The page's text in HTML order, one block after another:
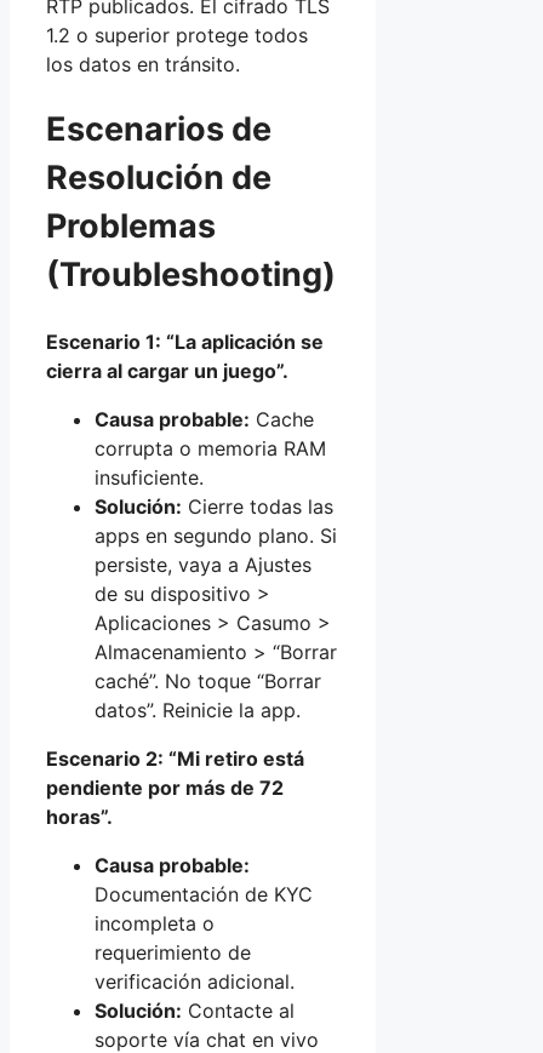
RTP publicados. El cifrado TLS
1.2 o superior protege todos
los datos en tránsito.
Escenarios de
Resolución de
Problemas
(Troubleshooting)
Escenario 1: “La aplicación se
cierra al cargar un juego”.
Causa probable: Cache
corrupta o memoria RAM
insuficiente.
Solución: Cierre todas las
apps en segundo plano. Si
persiste, vaya a Ajustes
de su dispositivo >
Aplicaciones > Casumo >
Almacenamiento > “Borrar
caché”. No toque “Borrar
datos”. Reinicie la app.
Escenario 2: “Mi retiro está
pendiente por más de 72
horas”.
Causa probable:
Documentación de KYC
incompleta o
requerimiento de
verificación adicional.
Solución: Contacte al
soporte vía chat en vivo